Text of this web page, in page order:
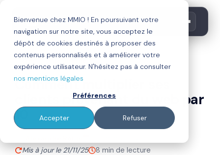
Bienvenue chez MMIO ! En poursuivant votre
navigation sur notre site, vous acceptez le
dépôt de cookies destinés à proposer des
contenus personnalisés et à améliorer votre
expérience utilisateur. N'hésitez pas à consulter
nos mentions légales
Préférences
Accepter Refuser
Comment multiplier ses
clients provenant du web par
10
Mis à jour le 21/11/25
8 min de lecture